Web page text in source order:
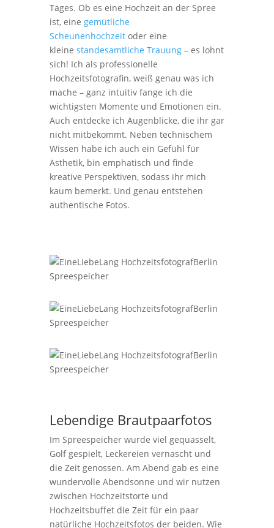
Tages. Ob es eine Hochzeit an der Spree
ist, eine gemütliche
Scheunenhochzeit oder eine
kleine standesamtliche Trauung – es lohnt
sich! Ich als professionelle
Hochzeitsfotografin, weiß genau was ich
mache – ganz intuitiv fange ich die
wichtigsten Momente und Emotionen ein.
Auch entdecke ich Augenblicke, die ihr gar
nicht mitbekommt. Neben technischem
Wissen habe ich auch ein Gefühl für
Ästhetik, bin emphatisch und finde
kreative Perspektiven, sodass ihr mich
kaum bemerkt. Und genau entstehen
authentische Fotos.
Lebendige Brautpaarfotos
Im Spreespeicher wurde viel gequasselt,
Golf gespielt, Leckereien vernascht und
die Zeit genossen. Am Abend gab es eine
wundervolle Abendsonne und wir nutzen
zwischen Hochzeitstorte und
Hochzeitsbuffet die Zeit für ein paar
natürliche Hochzeitsfotos der beiden. Wie